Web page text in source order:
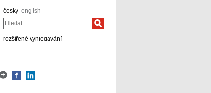
česky english
Hledat
rozšířené vyhledávání